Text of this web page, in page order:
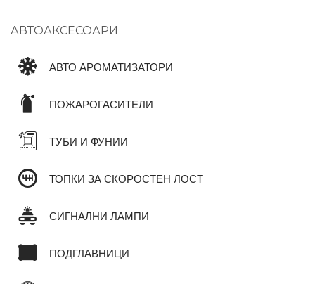
АВТОАКСЕСОАРИ
АВТО АРОМАТИЗАТОРИ
ПОЖАРОГАСИТЕЛИ
ТУБИ И ФУНИИ
ТОПКИ ЗА СКОРОСТЕН ЛОСТ
СИГНАЛНИ ЛАМПИ
ПОДГЛАВНИЦИ